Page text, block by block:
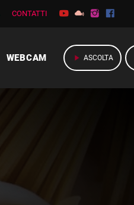
CONTATTI
WEBCAM play_arrow ASCOLTA